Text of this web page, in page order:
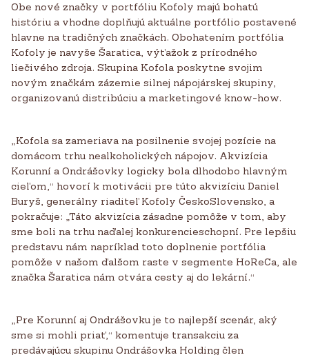
Obe nové značky v portfóliu Kofoly majú bohatú
históriu a vhodne doplňujú aktuálne portfólio postavené
hlavne na tradičných značkách. Obohatením portfólia
Kofoly je navyše Šaratica, výťažok z prírodného
liečivého zdroja. Skupina Kofola poskytne svojim
novým značkám zázemie silnej nápojárskej skupiny,
organizovanú distribúciu a marketingové know-how.
„Kofola sa zameriava na posilnenie svojej pozície na
domácom trhu nealkoholických nápojov. Akvizícia
Korunní a Ondrášovky logicky bola dlhodobo hlavným
cieľom,“ hovorí k motivácii pre túto akvizíciu Daniel
Buryš, generálny riaditeľ Kofoly ČeskoSlovensko, a
pokračuje: „Táto akvizícia zásadne pomôže v tom, aby
sme boli na trhu naďalej konkurencieschopní. Pre lepšiu
predstavu nám napríklad toto doplnenie portfólia
pomôže v našom ďalšom raste v segmente HoReCa, ale
značka Šaratica nám otvára cesty aj do lekární.“
„Pre Korunní aj Ondrášovku je to najlepší scenár, aký
sme si mohli priať,“ komentuje transakciu za
predávajúcu skupinu Ondrášovka Holding člen